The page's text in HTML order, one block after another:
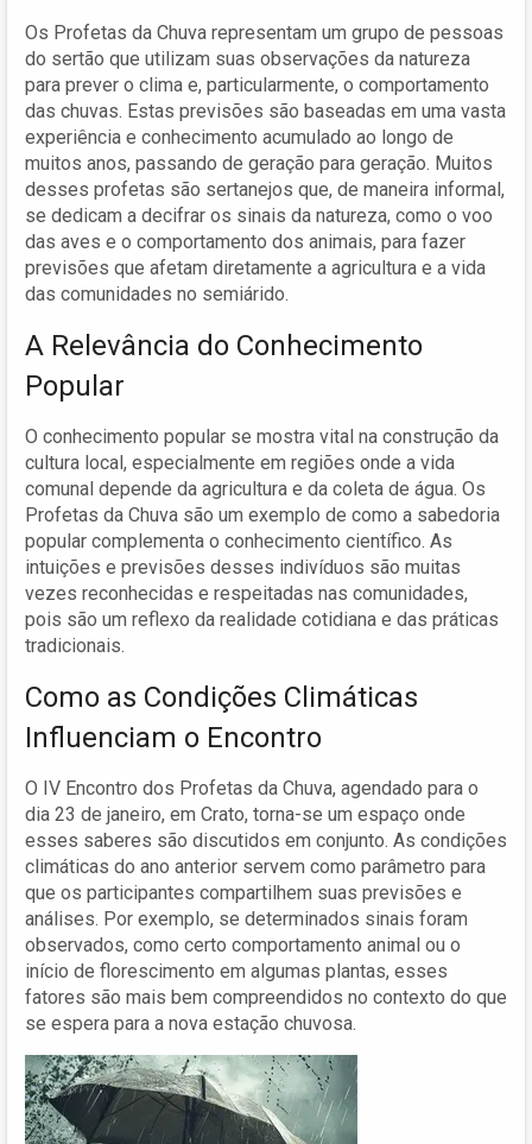
Os Profetas da Chuva representam um grupo de pessoas
do sertão que utilizam suas observações da natureza
para prever o clima e, particularmente, o comportamento
das chuvas. Estas previsões são baseadas em uma vasta
experiência e conhecimento acumulado ao longo de
muitos anos, passando de geração para geração. Muitos
desses profetas são sertanejos que, de maneira informal,
se dedicam a decifrar os sinais da natureza, como o voo
das aves e o comportamento dos animais, para fazer
previsões que afetam diretamente a agricultura e a vida
das comunidades no semiárido.
A Relevância do Conhecimento
Popular
O conhecimento popular se mostra vital na construção da
cultura local, especialmente em regiões onde a vida
comunal depende da agricultura e da coleta de água. Os
Profetas da Chuva são um exemplo de como a sabedoria
popular complementa o conhecimento científico. As
intuições e previsões desses indivíduos são muitas
vezes reconhecidas e respeitadas nas comunidades,
pois são um reflexo da realidade cotidiana e das práticas
tradicionais.
Como as Condições Climáticas
Influenciam o Encontro
O IV Encontro dos Profetas da Chuva, agendado para o
dia 23 de janeiro, em Crato, torna-se um espaço onde
esses saberes são discutidos em conjunto. As condições
climáticas do ano anterior servem como parâmetro para
que os participantes compartilhem suas previsões e
análises. Por exemplo, se determinados sinais foram
observados, como certo comportamento animal ou o
início de florescimento em algumas plantas, esses
fatores são mais bem compreendidos no contexto do que
se espera para a nova estação chuvosa.